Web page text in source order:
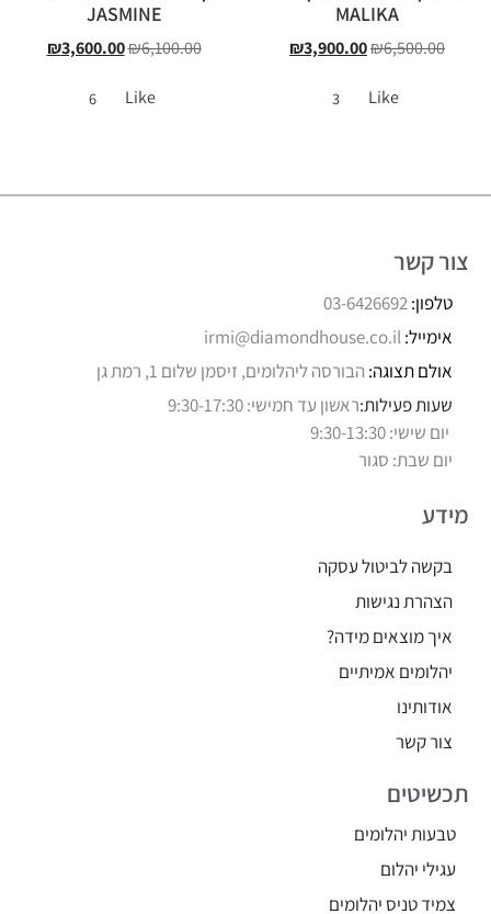
MALIKA
₪6,500.00
₪3,900.00
Like
JASMINE
₪6,100.00
₪3,600.00
Like
צור קשר
טלפון:03-6426692
אימייל:irmi@diamondhouse.co.il
אולם תצוגה:הבורסה ליהלומים, זיסמן שלום 1, רמת גן
שעות פעילות:ראשון עד חמישי: 9:30-17:30
יום שישי: 9:30-13:30
יום שבת: סגור
מידע
בקשה לביטול עסקה
הצהרת נגישות
איך מוצאים מידה?
יהלומים אמיתיים
אודותינו
צור קשר
תכשיטים
טבעות יהלומים
עגילי יהלום
צמיד טניס יהלומים